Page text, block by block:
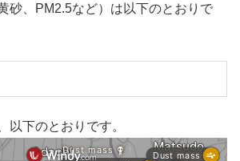
砂、PM2.5など）は以下のとおりで
以下のとおりです。